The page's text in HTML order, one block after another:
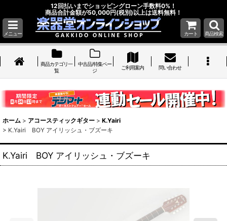
12回払いまでショッピングローン手数料0%！
商品合計金額が50,000円(税別)以上は送料無料！
メニュー カート 商品検索
商品カテゴリ一
覧
中古品/特集ペー
ジ
ご利用案内 問い合わせ
ホーム > アコースティックギター > K.Yairi
> K.Yairi BOY アイリッシュ・ブズーキ
K.Yairi BOY アイリッシュ・ブズーキ